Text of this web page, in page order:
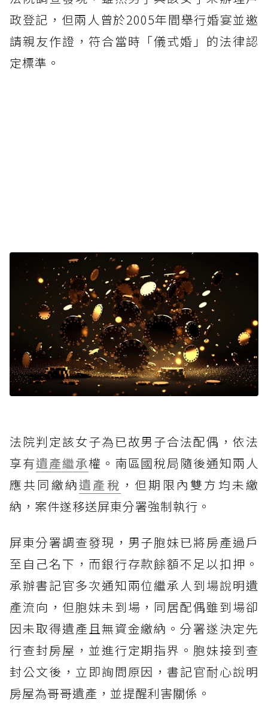
政登記，但兩人曾於2005年間舉行婚宴並邀
請親友作證，符合當時「儀式婚」的法律認
定標準。
法院判定該女子為已故男子合法配偶，依法
享有遺產繼承權。南區國稅局隨後通知兩人
應共同繳納遺產稅 ，但期限內雙方均未繳
納，案件遂移送屏東分署強制執行。
屏東分署調查發現，男子胞妹已將房產過戶
至自己名下，而銀行存款餘額不足以扣押。
承辦書記官多次通知兩位繼承人到場說明遺
產流向，但胞妹未到場，同居配偶雖到場卻
因未取得遺產且無資金繳納。分署遂決定先
行查封房屋，並進行定期指界。胞妹接到查
封公文後，立即詢問原因，書記官耐心說明
房屋為哥哥遺產，並提醒利害關係。